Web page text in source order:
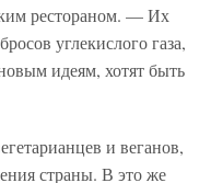
рестораном. — Их
углекислого газа,
идеям, хотят быть
и веганов,
страны. В это же